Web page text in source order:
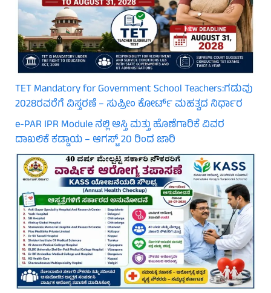
TET Mandatory for Government School Teachers:ಗಡುವು
2028ರವರೆಗೆ ವಿಸ್ತರಣೆ – ಸುಪ್ರೀಂ ಕೋರ್ಟ್ ಮಹತ್ವದ ನಿರ್ಧಾರ
e-PAR IPR Module ನಲ್ಲಿ ಆಸ್ತಿ ಮತ್ತು ಹೊಣೆಗಾರಿಕೆ ವಿವರ
ದಾಖಲಿಕೆ ಕಡ್ಡಾಯ – ಆಗಸ್ಟ್ 20 ರಿಂದ ಜಾರಿ